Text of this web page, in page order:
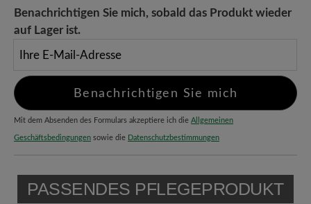
Benachrichtigen Sie mich, sobald das Produkt wieder
auf Lager ist.
Benachrichtigen Sie mich
Mit dem Absenden des Formulars akzeptiere ich die Allgemeinen
Geschäftsbedingungen sowie die Datenschutzbestimmungen
PASSENDES PFLEGEPRODUKT